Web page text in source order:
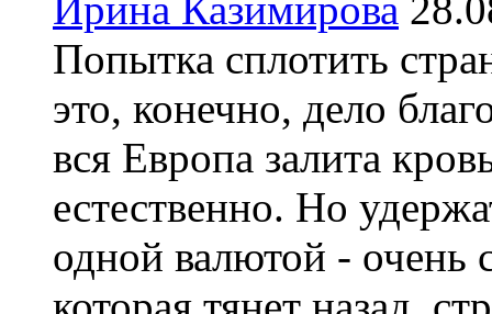
Ирина Казимирова
Попытка сплотить
это, конечно, дело
вся Европа залита
естественно. Но
одной валютой - очень